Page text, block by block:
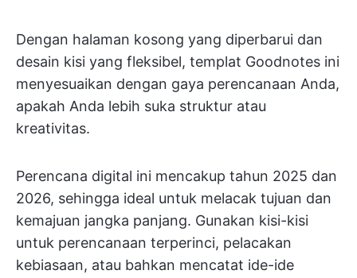
Dengan halaman kosong yang diperbarui dan
desain kisi yang fleksibel, templat Goodnotes ini
menyesuaikan dengan gaya perencanaan Anda,
apakah Anda lebih suka struktur atau
kreativitas.
Perencana digital ini mencakup tahun 2025 dan
2026, sehingga ideal untuk melacak tujuan dan
kemajuan jangka panjang. Gunakan kisi-kisi
untuk perencanaan terperinci, pelacakan
kebiasaan, atau bahkan mencatat ide-ide